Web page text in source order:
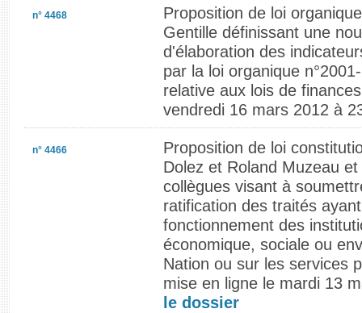
n° 4468
Proposition de loi
Gentille définissant une
d'élaboration des
par la loi organique
relative aux lois de
vendredi 16 mars 2012 à
n° 4466
Proposition de loi
Dolez et Roland Muzeau
collègues visant à
ratification des traités
fonctionnement des
économique, sociale ou
Nation ou sur les services
mise en ligne le mardi 13
le dossier